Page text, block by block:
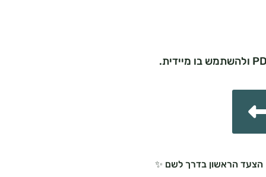
הצעד הראשון בדרך לשם ✨